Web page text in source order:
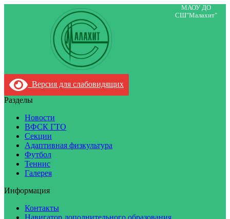
МАОУ ДО
СШ"Малахит"
Версия для слабовидящих
Разделы
Новости
ВФСК ГТО
Секции
Адаптивная физкультура
Футбол
Теннис
Галерея
Информация
Контакты
Навигатор дополнительного образования